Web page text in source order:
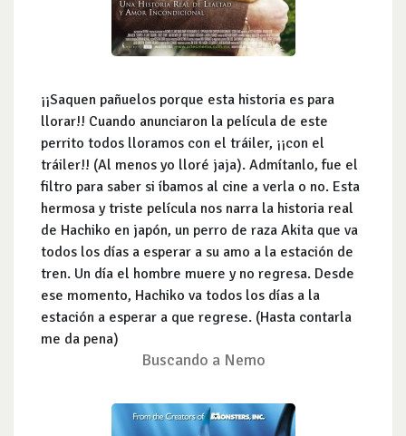
¡¡Saquen pañuelos porque esta historia es para
llorar!! Cuando anunciaron la película de este
perrito todos lloramos con el tráiler, ¡¡con el
tráiler!! (Al menos yo lloré jaja). Admítanlo, fue el
filtro para saber si íbamos al cine a verla o no. Esta
hermosa y triste película nos narra la historia real
de Hachiko en japón, un perro de raza Akita que va
todos los días a esperar a su amo a la estación de
tren. Un día el hombre muere y no regresa. Desde
ese momento, Hachiko va todos los días a la
estación a esperar a que regrese. (Hasta contarla
me da pena)
Buscando a Nemo